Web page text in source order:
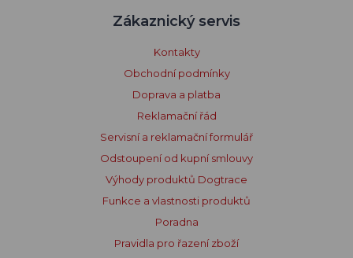
Zákaznický servis
Kontakty
Obchodní podmínky
Doprava a platba
Reklamační řád
Servisní a reklamační formulář
Odstoupení od kupní smlouvy
Výhody produktů Dogtrace
Funkce a vlastnosti produktů
Poradna
Pravidla pro řazení zboží